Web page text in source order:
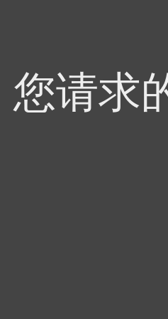
您请求